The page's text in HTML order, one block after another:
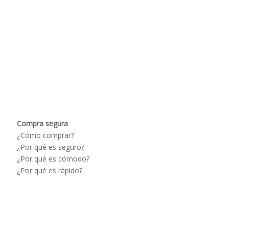
Compra segura
¿Cómo comprar?
¿Por qué es seguro?
¿Por qué es cómodo?
¿Por qué es rápido?